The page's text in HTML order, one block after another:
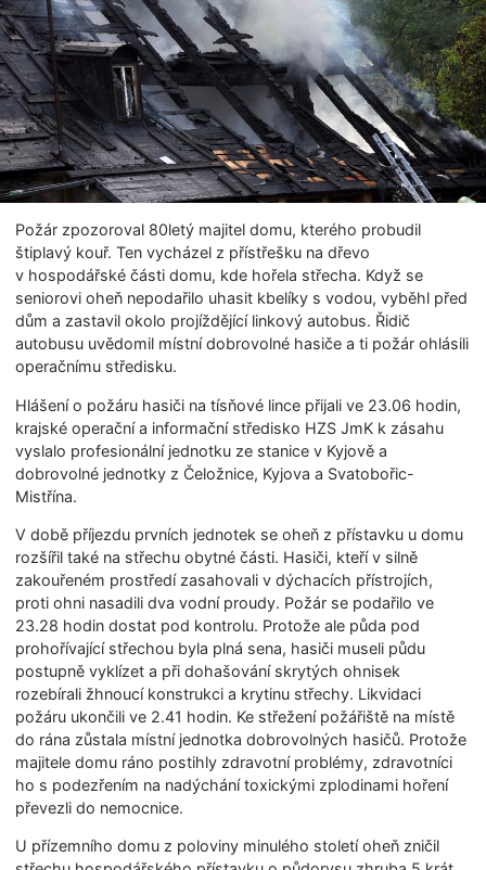
Požár zpozoroval 80letý majitel domu, kterého probudil
štiplavý kouř. Ten vycházel z přístřešku na dřevo
v hospodářské části domu, kde hořela střecha. Když se
seniorovi oheň nepodařilo uhasit kbelíky s vodou, vyběhl před
dům a zastavil okolo projíždějící linkový autobus. Řidič
autobusu uvědomil místní dobrovolné hasiče a ti požár ohlásili
operačnímu středisku.
Hlášení o požáru hasiči na tísňové lince přijali ve 23.06 hodin,
krajské operační a informační středisko HZS JmK k zásahu
vyslalo profesionální jednotku ze stanice v Kyjově a
dobrovolné jednotky z Čeložnice, Kyjova a Svatobořic-
Mistřína.
V době příjezdu prvních jednotek se oheň z přístavku u domu
rozšířil také na střechu obytné části. Hasiči, kteří v silně
zakouřeném prostředí zasahovali v dýchacích přístrojích,
proti ohni nasadili dva vodní proudy. Požár se podařilo ve
23.28 hodin dostat pod kontrolu. Protože ale půda pod
prohořívající střechou byla plná sena, hasiči museli půdu
postupně vyklízet a při dohašování skrytých ohnisek
rozebírali žhnoucí konstrukci a krytinu střechy. Likvidaci
požáru ukončili ve 2.41 hodin. Ke střežení požářiště na místě
do rána zůstala místní jednotka dobrovolných hasičů. Protože
majitele domu ráno postihly zdravotní problémy, zdravotníci
ho s podezřením na nadýchání toxickými zplodinami hoření
převezli do nemocnice.
U přízemního domu z poloviny minulého století oheň zničil